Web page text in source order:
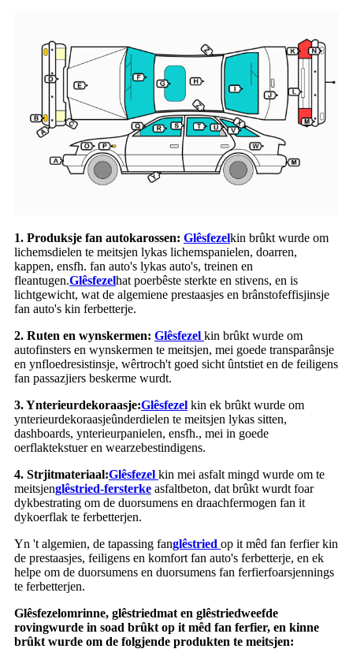
1. Produksje fan autokarossen: Glêsfezelkin brûkt wurde om
lichemsdielen te meitsjen lykas lichemspanielen, doarren,
kappen, ensfh. fan auto's lykas auto's, treinen en
fleantugen.Glêsfezelhat poerbêste sterkte en stivens, en is
lichtgewicht, wat de algemiene prestaasjes en brânstofeffisjinsje
fan auto's kin ferbetterje.
2. Ruten en wynskermen: Glêsfezel kin brûkt wurde om
autofinsters en wynskermen te meitsjen, mei goede transparânsje
en ynfloedresistinsje, wêrtroch't goed sicht ûntstiet en de feiligens
fan passazjiers beskerme wurdt.
3. Ynterieurdekoraasje:Glêsfezel kin ek brûkt wurde om
ynterieurdekoraasjeûnderdielen te meitsjen lykas sitten,
dashboards, ynterieurpanielen, ensfh., mei in goede
oerflaktekstuer en wearzebestindigens.
4. Strjitmateriaal:Glêsfezel kin mei asfalt mingd wurde om te
meitsjenglêstried-fersterke asfaltbeton, dat brûkt wurdt foar
dykbestrating om de duorsumens en draachfermogen fan it
dykoerflak te ferbetterjen.
Yn 't algemien, de tapassing fanglêstried op it mêd fan ferfier kin
de prestaasjes, feiligens en komfort fan auto's ferbetterje, en ek
helpe om de duorsumens en duorsumens fan ferfierfoarsjennings
te ferbetterjen.
Glêsfezelomrinne, glêstriedmat en glêstriedweefde
rovingwurde in soad brûkt op it mêd fan ferfier, en kinne
brûkt wurde om de folgjende produkten te meitsjen: